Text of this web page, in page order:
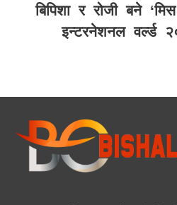
बिपिशा र रोजी बने
इन्टरनेशनल वर्ल्ड